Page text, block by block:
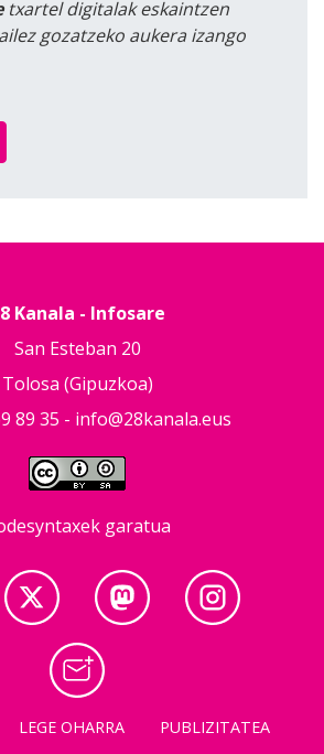
txartel digitalak eskaintzen
gozatzeko aukera izango
Kanala - Infosare
San Esteban 20
Tolosa (Gipuzkoa)
89 35 - info@28kanala.eus
garatua
LEGE OHARRA PUBLIZITATEA